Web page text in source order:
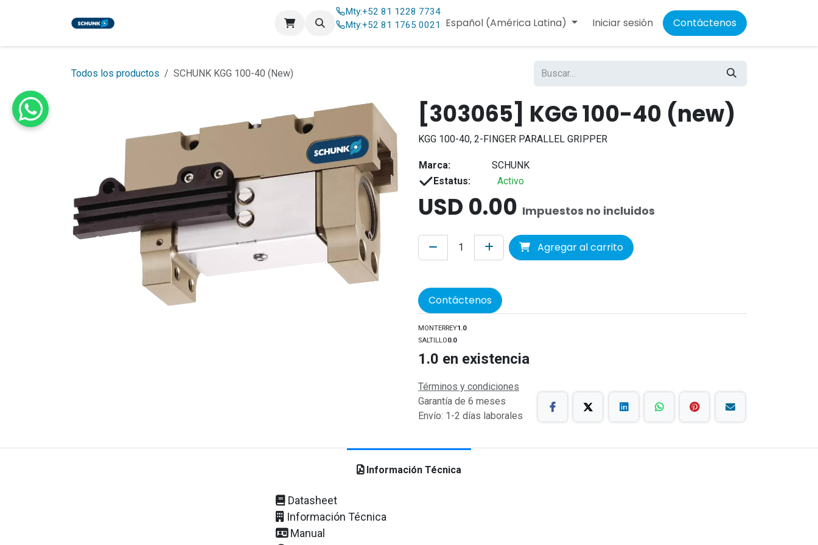
Contáctenos
Mty:+52 81 1228 7734
Mty:+52 81 1765 0021 Español (América Latina) Iniciar sesión Contáctenos
Todos los productos SCHUNK KGG 100-40 (New)
[303065] KGG 100-40 (new)
KGG 100-40, 2-FINGER PARALLEL GRIPPER
Marca:
SCHUNK
Estatus:
Activo
USD 0.00 Impuestos no incluidos
Agregar al carrito
Contáctenos
MONTERREY1.0
SALTILLO0.0
1.0 en existencia
Términos y condiciones
Garantía de 6 meses
Envío: 1-2 días laborales
Información Técnica
Datasheet
Información Técnica
Manual